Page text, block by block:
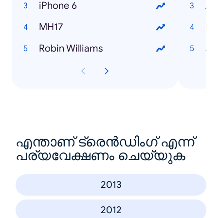
iPhone 6
MH17
Robin Williams
എന്താണ് ട്രെൻഡിംഗ് എന്ന്
പര്യവേക്ഷണം ചെയ്യുക
2013
2012